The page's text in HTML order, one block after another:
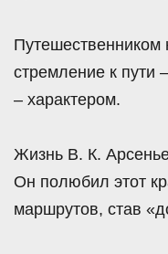
Путешественником
стремление к пути
– характером.
Жизнь В. К.
Он полюбил этот
маршрутов, став